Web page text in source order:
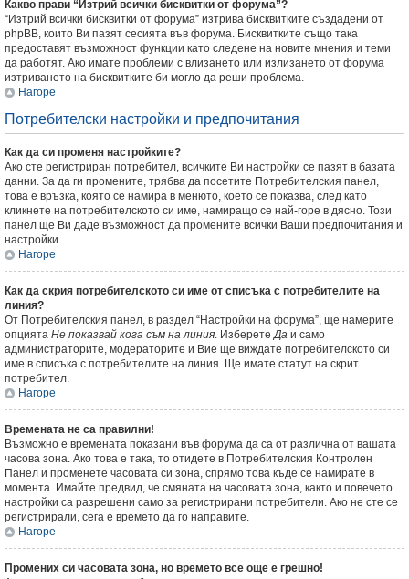
Какво прави “Изтрий всички бисквитки от форума”?
“Изтрий всички бисквитки от форума” изтрива бисквитките създадени от
phpBB, които Ви пазят сесията във форума. Бисквитките също така
предоставят възможност функции като следене на новите мнения и теми
да работят. Ако имате проблеми с влизането или излизането от форума
изтриването на бисквитките би могло да реши проблема.
Нагоре
Потребителски настройки и предпочитания
Как да си променя настройките?
Ако сте регистриран потребител, всичките Ви настройки се пазят в базата
данни. За да ги промените, трябва да посетите Потребителския панел,
това е връзка, която се намира в менюто, което се показва, след като
кликнете на потребителското си име, намиращо се най-горе в дясно. Този
панел ще Ви даде възможност да промените всички Ваши предпочитания и
настройки.
Нагоре
Как да скрия потребителското си име от списъка с потребителите на
линия?
От Потребителския панел, в раздел “Настройки на форума”, ще намерите
опцията Не показвай кога съм на линия. ИзберетеДа и само
администраторите, модераторите и Вие ще виждате потребителското си
име в списъка с потребителите на линия. Ще имате статут на скрит
потребител.
Нагоре
Времената не са правилни!
Възможно е времената показани във форума да са от различна от вашата
часова зона. Ако това е така, то отидете в Потребителския Контролен
Панел и променете часовата си зона, спрямо това къде се намирате в
момента. Имайте предвид, че смяната на часовата зона, както и повечето
настройки са разрешени само за регистрирани потребители. Ако не сте се
регистрирали, сега е времето да го направите.
Нагоре
Промених си часовата зона, но времето все още е грешно!